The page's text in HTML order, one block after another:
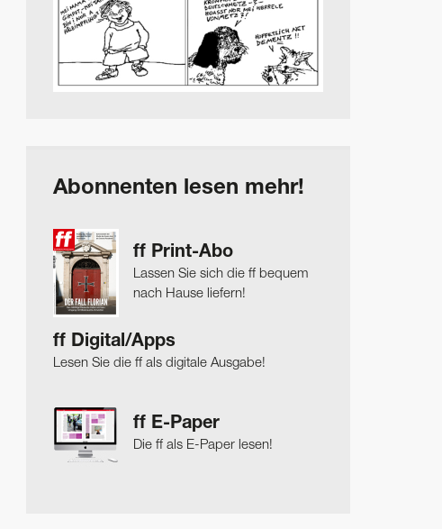
Abonnenten lesen mehr!
ff Print-Abo
Lassen Sie sich die ff bequem
nach Hause liefern!
ff Digital/Apps
Lesen Sie die ff als digitale Ausgabe!
ff E-Paper
Die ff als E-Paper lesen!